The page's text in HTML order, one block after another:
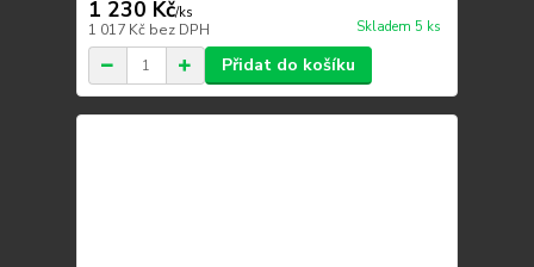
1 230 Kč/ks
1 017 Kč bez DPH Skladem 5 ks
Přidat do košíku